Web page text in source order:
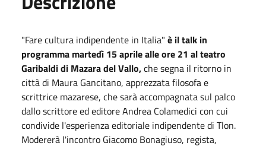
"Fare cultura indipendente in Italia" è il talk in
programma martedì 15 aprile alle ore 21 al teatro
Garibaldi di Mazara del Vallo,che segna il ritorno in
città di Maura Gancitano, apprezzata filosofa e
scrittrice mazarese, che sarà accompagnata sul palco
dallo scrittore ed editore Andrea Colamedici con cui
condivide l'esperienza editoriale indipendente di Tlon.
Modererà l'incontro Giacomo Bonagiuso, regista,